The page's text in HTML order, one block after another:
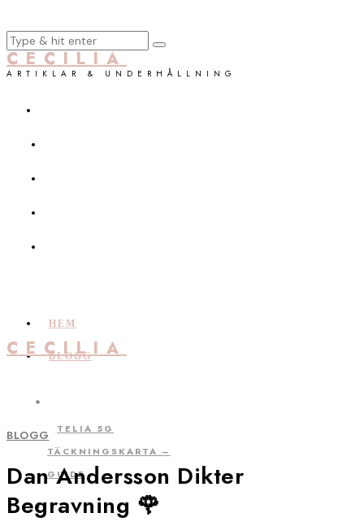
CECILIA
ARTIKLAR & UNDERHÅLLNING
HEM
BLOGG
TELIA 5G
TÄCKNINGSKARTA –
GUIDE
CECILIA
BLOGG
Dan Andersson Dikter
Begravning 🌹